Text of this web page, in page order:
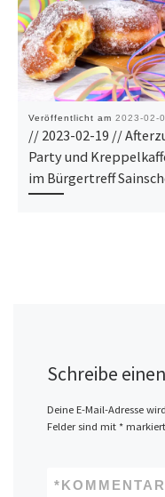
Veröffentlicht am 2023-02-
// 2023-02-19 //
Party und
im Bürgertreff
Schreibe
Deine E-Mail-Adresse
Felder sind mit *markiert
KOMMENTAR
*